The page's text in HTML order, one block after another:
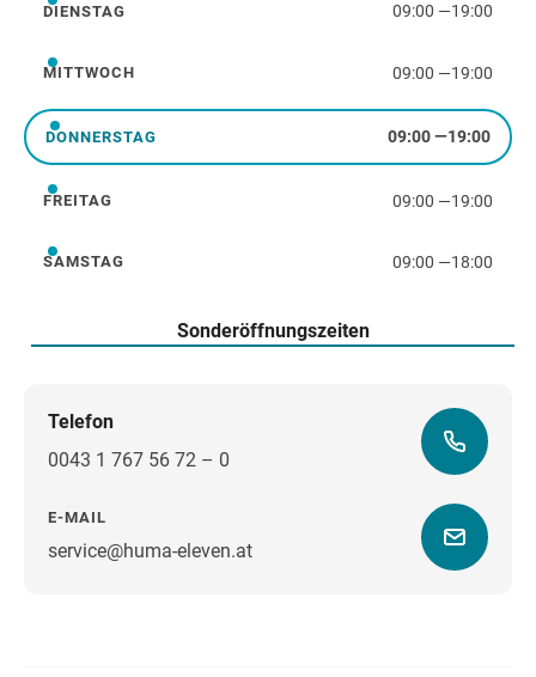
Dienstag
DIENSTAG 09:00 —19:00
Mittwoch
MITTWOCH 09:00 —19:00
Donnerstag
DONNERSTAG 09:00—19:00
Freitag
FREITAG 09:00 —19:00
Samstag
SAMSTAG 09:00 —18:00
Sonderöffnungszeiten
Telefon
0043 1 767 56 72 – 0
E-MAIL
service@huma-eleven.atWegbeschreibung